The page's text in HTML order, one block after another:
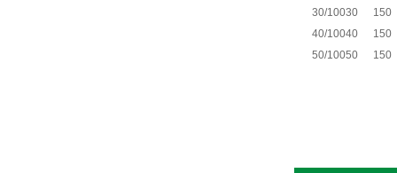
30/10030
150
40/10040
150
50/10050 150